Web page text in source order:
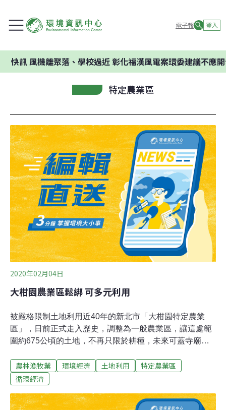
電子報 登入
機離聚落、學校過近 彰化福漢風電案環委建議不應開發
特定農業區
2020年02月04日
大柑園農業區鬆綁 可多元利用
被嚴格限制土地利用近40年的新北市「大柑園特定農業
區」，日前正式走入歷史，調整為一般農業區，讓這處範
圍約675公頃的土地，不再只限於耕種，未來可蓋寺廟、
示，新北市在1981年把橫跨樹林、三峽及鶯歌三區的大柑
園地區劃為「特定農業區」，還有泰山農地重劃區和三峽
於是優良農業區，農作環境管制很嚴格，農民想轉作其他
農林漁牧業 環境經濟 土地利用
特定農業區
循環經濟